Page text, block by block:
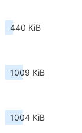
440 KiB
1009 KiB
1004 KiB